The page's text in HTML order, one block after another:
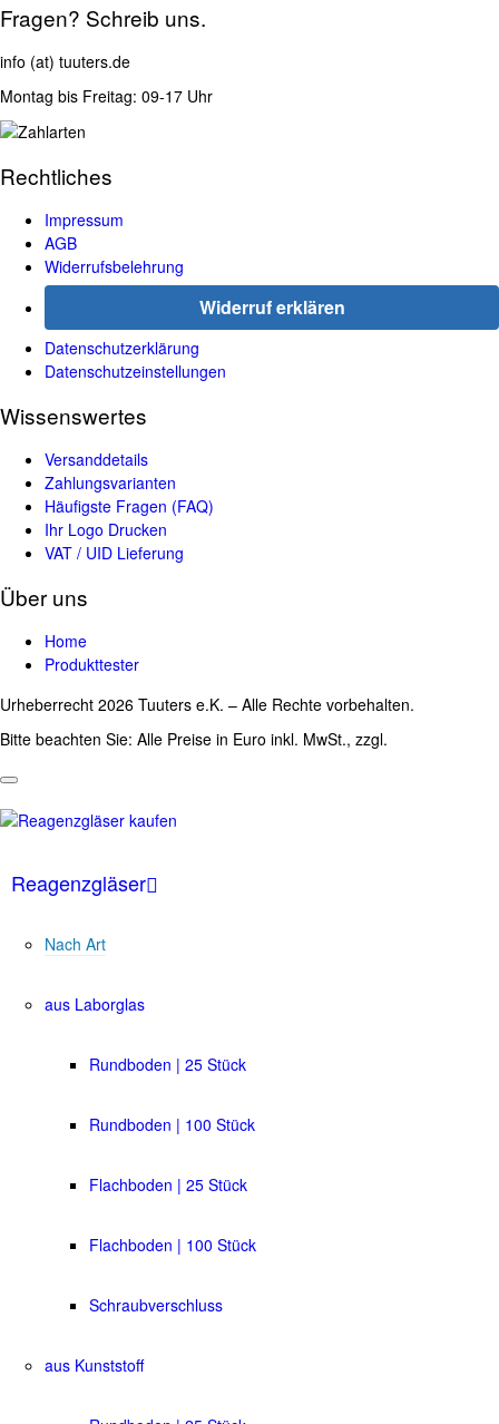
Fragen? Schreib uns.
info (at) tuuters.de
Montag bis Freitag: 09-17 Uhr
Rechtliches
Impressum
AGB
Widerrufsbelehrung
Widerruf erklären
Datenschutzerklärung
Datenschutzeinstellungen
Wissenswertes
Versanddetails
Zahlungsvarianten
Häufigste Fragen (FAQ)
Ihr Logo Drucken
VAT / UID Lieferung
Über uns
Home
Produkttester
Urheberrecht 2026 Tuuters e.K. – Alle Rechte vorbehalten.
Bitte beachten Sie: Alle Preise in Euro inkl. MwSt., zzgl.
Reagenzgläser
Nach Art
aus Laborglas
Rundboden | 25 Stück
Rundboden | 100 Stück
Flachboden | 25 Stück
Flachboden | 100 Stück
Schraubverschluss
aus Kunststoff